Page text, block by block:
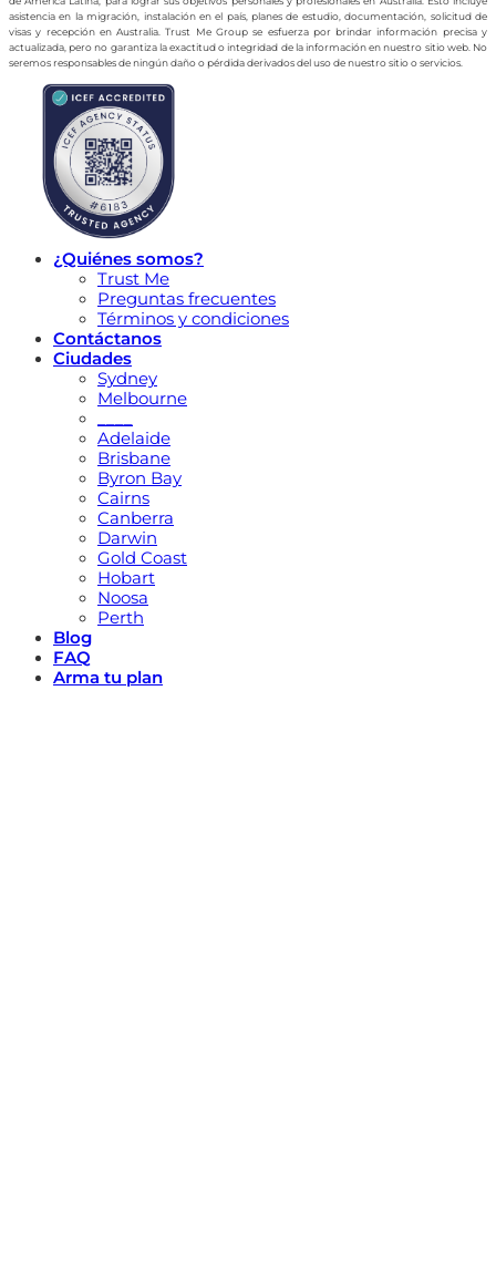
asistencia en la migración, instalación en el país, planes de estudio, documentación, solicitud de
visas y recepción en Australia. Trust Me Group se esfuerza por brindar información precisa y
actualizada, pero no garantiza la exactitud o integridad de la información en nuestro sitio web. No
seremos responsables de ningún daño o pérdida derivados del uso de nuestro sitio o servicios.
¿Quiénes somos?
Trust Me
Preguntas frecuentes
Términos y condiciones
Contáctanos
Ciudades
Sydney
Melbourne
Adelaide
Brisbane
Byron Bay
Cairns
Canberra
Darwin
Gold Coast
Hobart
Noosa
Perth
Blog
FAQ
Arma tu plan